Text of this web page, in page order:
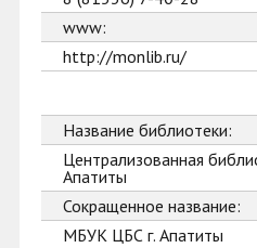
www:
http://monlib.ru/
Название библиотеки:
Централизованная
Апатиты
Сокращенное название:
МБУК ЦБС г. Апатиты